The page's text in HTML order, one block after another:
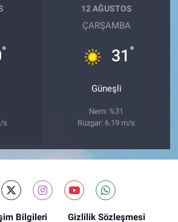
°
s
12 AĞUSTOS
ÇARŞAMBA
31 °
Güneşli
Nem: %31
Rüzgar: 6.19 m/s
Bilgileri
Gizlilik Sözleşmesi